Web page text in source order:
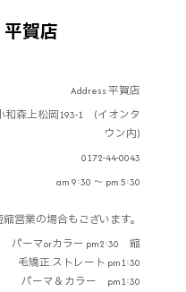
平賀店
Address 平賀店
和森上松岡193-1 (イオンタ
ウン内)
0172-44-0043
am 9:30 ～ pm 5:30
縮営業の場合もございます。
パーマorカラー pm2:30 縮
毛矯正.ストレート pm1:30
パーマ＆カラー pm1:30